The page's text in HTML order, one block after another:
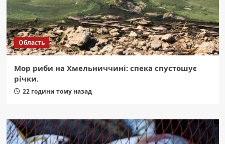
Область
Мор риби на Хмельниччині: спека спустошує
річки.
22 години тому назад